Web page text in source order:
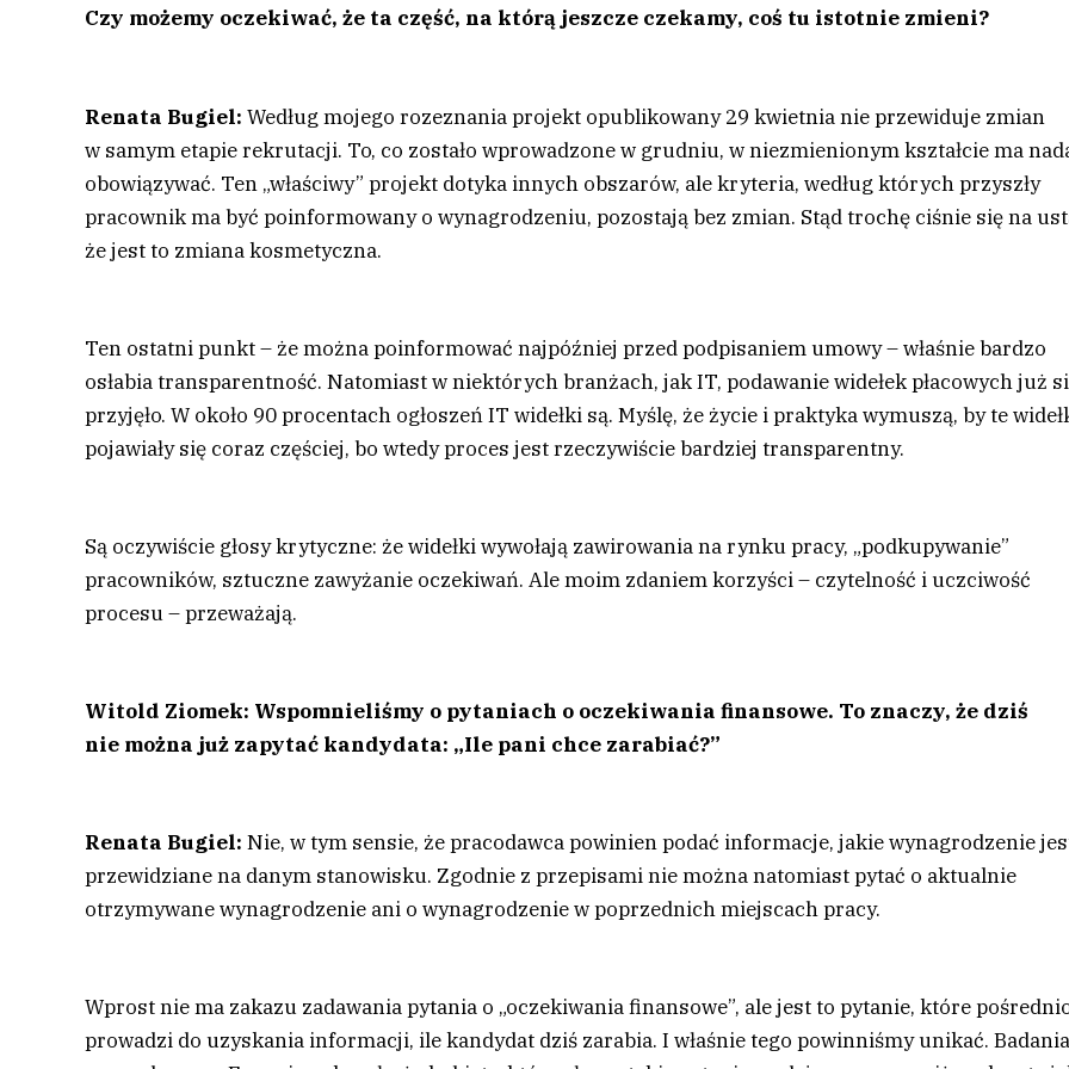
Czy możemy oczekiwać, że ta część, na którą jeszcze czekamy, coś tu istotnie zmieni?
Renata Bugiel: Według mojego rozeznania projekt opublikowany 29 kwietnia nie przewiduje zmian
w samym etapie rekrutacji. To, co zostało wprowadzone w grudniu, w niezmienionym kształcie ma
obowiązywać. Ten „właściwy” projekt dotyka innych obszarów, ale kryteria, według których przyszły
pracownik ma być poinformowany o wynagrodzeniu, pozostają bez zmian. Stąd trochę ciśnie się na
że jest to zmiana kosmetyczna.
Ten ostatni punkt – że można poinformować najpóźniej przed podpisaniem umowy – właśnie bardzo
osłabia transparentność. Natomiast w niektórych branżach, jak IT, podawanie widełek płacowych już
przyjęło. W około 90 procentach ogłoszeń IT widełki są. Myślę, że życie i praktyka wymuszą, by te
pojawiały się coraz częściej, bo wtedy proces jest rzeczywiście bardziej transparentny.
Są oczywiście głosy krytyczne: że widełki wywołają zawirowania na rynku pracy, „podkupywanie”
pracowników, sztuczne zawyżanie oczekiwań. Ale moim zdaniem korzyści – czytelność i uczciwość
procesu – przeważają.
Witold Ziomek: Wspomnieliśmy o pytaniach o oczekiwania finansowe. To znaczy, że dziś
nie można już zapytać kandydata: „Ile pani chce zarabiać?”
Renata Bugiel: Nie, w tym sensie, że pracodawca powinien podać informacje, jakie wynagrodzenie
przewidziane na danym stanowisku. Zgodnie z przepisami nie można natomiast pytać o aktualnie
otrzymywane wynagrodzenie ani o wynagrodzenie w poprzednich miejscach pracy.
Wprost nie ma zakazu zadawania pytania o „oczekiwania finansowe”, ale jest to pytanie, które
prowadzi do uzyskania informacji, ile kandydat dziś zarabia. I właśnie tego powinniśmy unikać. Badania